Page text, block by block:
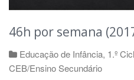
46h por semana
Educação de Infância, 1.º
CEB/Ensino Secundário